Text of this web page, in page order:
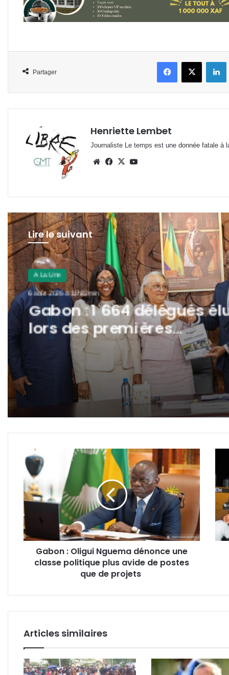
Partager
FacebookX
Henriette Lembet
Journaliste Le temps est une donnée fatale à
WebsiteFacebook
X
Lire le suivant
A La Une
6 août 2026 à 11h32min
Gabon : 1 664 délégués
lors des premières
élections
Gabon
Oligui
Nguema
dénonce
une
classe
politique
plus
avide
de
Gabon : Oligui Nguema dénonce une
classe politique plus avide de postes
que de projets
:
Articles similaires